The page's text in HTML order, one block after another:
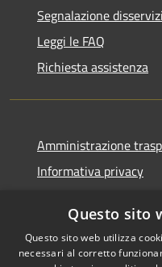
Segnalazione
Leggi le FAQ
Richiesta assistenza
Amministrazione
Informativa privacy
Dichiarazione di
Questo sito
Questo sito web utilizza
necessari al corretto